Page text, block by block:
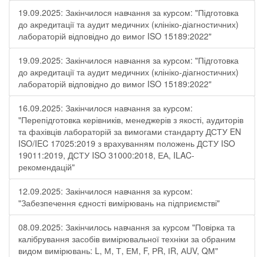
19.09.2025: Закінчилося навчання за курсом: "Підготовка
до акредитації та аудит медичних (клініко-діагностичних)
лабораторій відповідно до вимог ISO 15189:2022"
19.09.2025: Закінчилося навчання за курсом: "Підготовка
до акредитації та аудит медичних (клініко-діагностичних)
лабораторій відповідно до вимог ISO 15189:2022"
16.09.2025: Закінчилося навчання за курсом:
"Перепідготовка керівників, менеджерів з якості, аудиторів
та фахівців лабораторій за вимогами стандарту ДСТУ EN
ISO/IEC 17025:2019 з врахуванням положень ДСТУ ISO
19011:2019, ДСТУ ISO 31000:2018, ЕА, ILAC-
рекомендацій"
12.09.2025: Закінчилося навчання за курсом:
"Забезпечення єдності вимірювань на підприємстві"
08.09.2025: Закінчилось навчання за курсом "Повірка та
калібрування засобів вимірювальної техніки за обраним
видом вимірювань: L, М, Т, ЕМ, F, РR, ІR, АUV, QМ"